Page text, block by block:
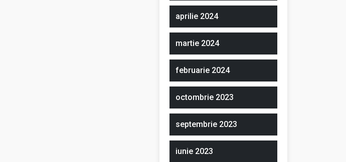
aprilie 2024
martie 2024
februarie 2024
octombrie 2023
septembrie 2023
iunie 2023